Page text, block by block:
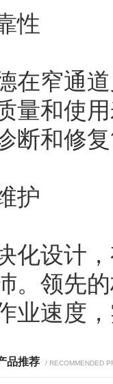
性
在窄通
量和使
断和修
护
化设计
。领先
业速度
品推荐 / RECOMMENDED